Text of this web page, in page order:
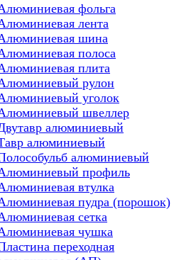
фольга
лента
шина
полоса
плита
рулон
уголок
швеллер
алюминиевый
алюминиевый
алюминиевый
профиль
втулка
пудра (порошок)
сетка
чушка
переходная